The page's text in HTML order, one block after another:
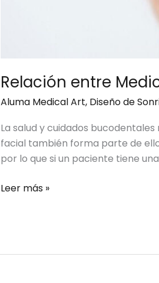
Relación entre
Aluma Medical Art, Diseño de
La salud y cuidados
facial también forma parte de
por lo que si un paciente tiene
Leer más »